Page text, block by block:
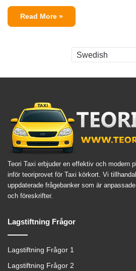
Read More »
Teori Taxi erbjuder en effektiv och modern
inför teoriprovet för Taxi körkort. Vi
uppdaterade frågebanker som är
och föreskrifter.
Lagstiftning Frågor
Lagstiftning Frågor 1
Lagstiftning Frågor 2